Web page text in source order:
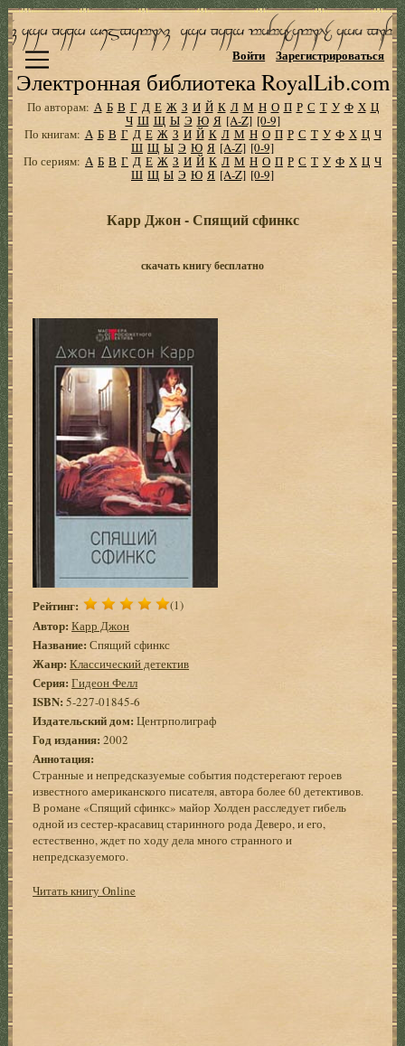
Электронная библиотека RoyalLib.com
Войти Зарегистрироваться
По авторам: А Б В Г Д Е Ж З И Й К Л М Н О П Р С Т У Ф Х Ц
Ч Ш Щ Ы Э Ю Я [A-Z] [0-9]
По книгам: А Б В Г Д Е Ж З И Й К Л М Н О П Р С Т У Ф Х Ц Ч
Ш Щ Ы Э Ю Я [A-Z] [0-9]
По сериям: А Б В Г Д Е Ж З И Й К Л М Н О П Р С Т У Ф Х Ц Ч
Ш Щ Ы Э Ю Я [A-Z] [0-9]
Карр Джон - Спящий сфинкс
скачать книгу бесплатно
Рейтинг: (1)
Автор: Карр Джон
Название: Спящий сфинкс
Жанр: Классический детектив
Серия: Гидеон Фелл
ISBN: 5-227-01845-6
Издательский дом: Центрполиграф
Год издания: 2002
Аннотация:
Странные и непредсказуемые события подстерегают героев
известного американского писателя, автора более 60 детективов.
В романе «Спящий сфинкс» майор Холден расследует гибель
одной из сестер-красавиц старинного рода Деверо, и его,
естественно, ждет по ходу дела много странного и
непредсказуемого.
Читать книгу Online